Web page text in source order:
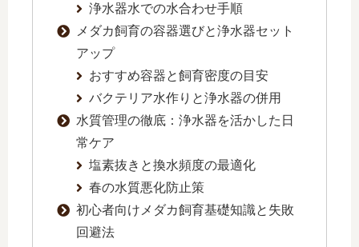
浄水器水での水合わせ手順
メダカ飼育の容器選びと浄水器セット
アップ
おすすめ容器と飼育密度の目安
バクテリア水作りと浄水器の併用
水質管理の徹底：浄水器を活かした日
常ケア
塩素抜きと換水頻度の最適化
春の水質悪化防止策
初心者向けメダカ飼育基礎知識と失敗
回避法